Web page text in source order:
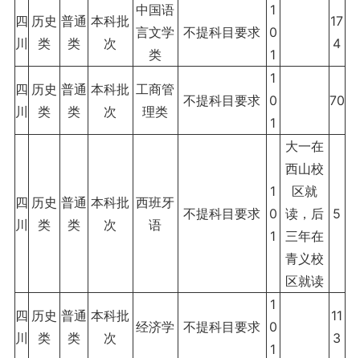
四
川
历史
类
普通
类
本科批
次
中国语
言文学
类
不提科目要求
1
0
1
17
4
四
川
历史
类
普通
类
本科批
次
工商管
理类
不提科目要求
1
0
1
70
四
川
历史
类
普通
类
本科批
次
西班牙
语
不提科目要求
1
0
1
大一在
西山校
区就
读，后
三年在
青义校
区就读
5
四
川
历史
类
普通
类
本科批
次
经济学 不提科目要求
1
0
1
11
3